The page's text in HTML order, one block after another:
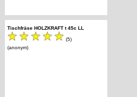
Tischfräse HOLZKRAFT t 45c LL
(5)
(anonym)